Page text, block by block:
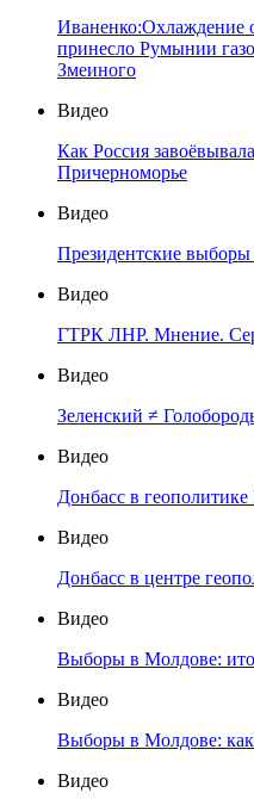
Иваненко:Охлаждение
принесло Румынии
Змеиного
Видео
Как Россия
Причерноморье
Видео
Президентские
Видео
ГТРК ЛНР. Мнение.
Видео
Зеленский ≠
Видео
Донбасс в геополитике
Видео
Донбасс в центре
Видео
Выборы в Молдове:
Видео
Выборы в Молдове:
Видео